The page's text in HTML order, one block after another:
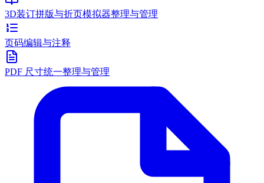
3D装订拼版与折页模拟器整理与管理
页码编辑与注释
PDF 尺寸统一整理与管理